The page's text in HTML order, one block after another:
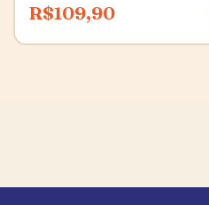
R$109,90